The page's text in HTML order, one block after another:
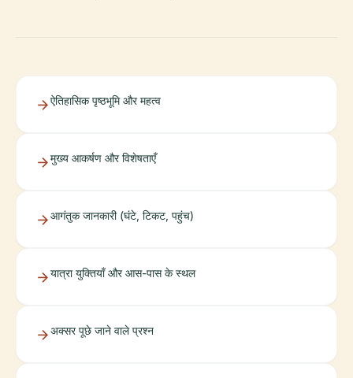
ऐतिहासिक पृष्ठभूमि और महत्व
मुख्य आकर्षण और विशेषताएँ
आगंतुक जानकारी (घंटे, टिकट, पहुंच)
यात्रा युक्तियाँ और आस-पास के स्थल
अक्सर पूछे जाने वाले प्रश्न